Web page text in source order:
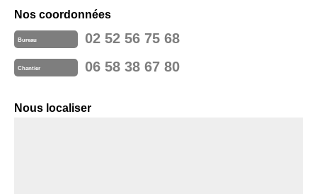
Nos coordonnées
Bureau 02 52 56 75 68
Chantier 06 58 38 67 80
Nous localiser